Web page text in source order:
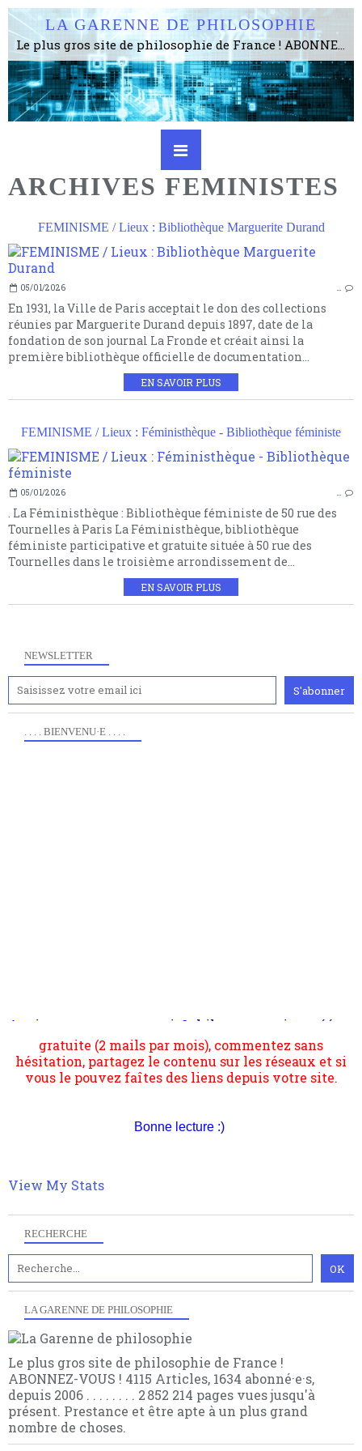
LA GARENNE DE PHILOSOPHIE
Le plus gros site de philosophie de France ! ABONNEZ-VOUS ! 4115 Articles, 1634 abonné·e·s, depuis 2006 . . . . . . . . 2 852 214 pages vues jusqu'à présent. Prestance et être apte à un plus grand nombre de choses.
ARCHIVES FEMINISTES
FEMINISME / Lieux : Bibliothèque Marguerite Durand
05/01/2026 …
En 1931, la Ville de Paris acceptait le don des collections
réunies par Marguerite Durand depuis 1897, date de la
fondation de son journal La Fronde et créait ainsi la
première bibliothèque officielle de documentation...
EN SAVOIR PLUS
FEMINISME / Lieux : Féministhèque - Bibliothèque féministe
05/01/2026 …
. La Féministhèque : Bibliothèque féministe de 50 rue des
Tournelles à Paris La Féministhèque, bibliothèque
féministe participative et gratuite située à 50 rue des
Tournelles dans le troisième arrondissement de...
EN SAVOIR PLUS
NEWSLETTER
RECHERCHE
LA GARENNE DE PHILOSOPHIE
Le plus gros site de philosophie de France !
ABONNEZ-VOUS ! 4115 Articles, 1634 abonné·e·s,
depuis 2006 . . . . . . . . 2 852 214 pages vues jusqu'à
présent. Prestance et être apte à un plus grand
nombre de choses.
. . . . BIENVENU·E . . . .
2006 lors du mouvement anti-CPE, a rendu compte de
l'actualité et de l'expérimentation à Paris 8. Il
s'occupe plus largement de rendre compte d'une
transformation dans les paradigmes philosophiques
suivant la pensée du Dehors ou du Surpli, omme la
quant à nous déjà basculé d'emblée dans la modernité
quantique, résolvant la plupart des impasses
multiples facteurs et échelles. Ce site contient des
choses.
hésitation, partagez le contenu sur les réseaux et si
vous le pouvez faîtes des liens depuis votre site.
Bonne lecture :)
View My Stats